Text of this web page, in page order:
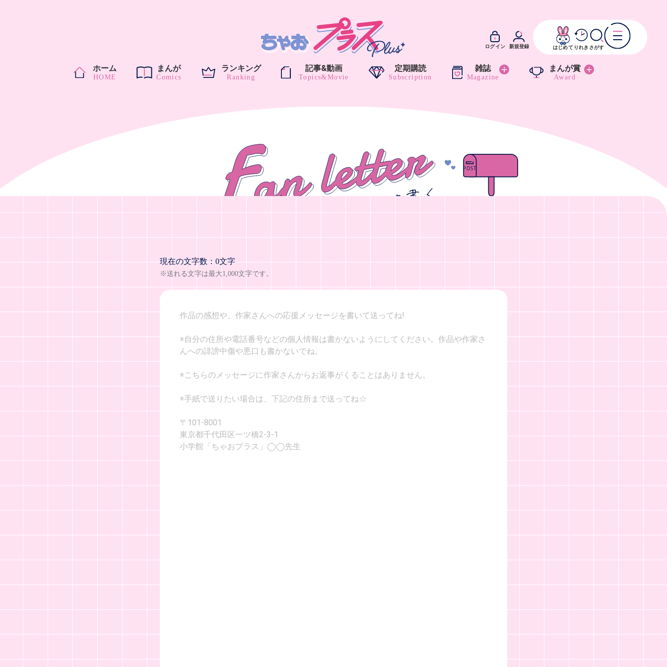
ホーム まんが ランキング 記事&動画 定期購読 雑誌 まんが賞
ログイン 新規登録 はじめて りれき さがす
現在の文字数：0文字
※送れる文字は最大1,000文字です。